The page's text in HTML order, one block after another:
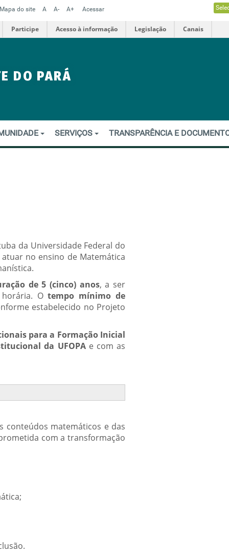
Mapa do site A A- A+ Acessar
Participe Acesso à informação Legislação Canais
DO PARÁ
SERVIÇOS TRANSPARÊNCIA E
da Universidade Federal do
no ensino de Matemática
de 5 (cinco) anos, a ser
Otempo mínimo de
estabelecido no Projeto
para a Formação Inicial
da UFOPAe com as
conteúdos matemáticos e das
com a transformação